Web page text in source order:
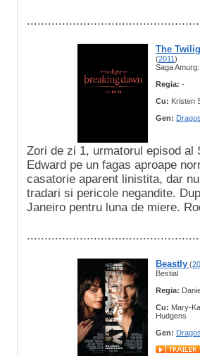
The
(2011)
Saga
Regia: -
Cu: Kristen
Gen:
Zori de zi 1, urmatorul episod al
Edward pe un fagas aproape
casatorie aparent linistita, dar
tradari si pericole negandite.
Janeiro pentru luna de miere.
Beastly (
Bestial
Regia:
Cu: Mary-
Hudgens
Gen: